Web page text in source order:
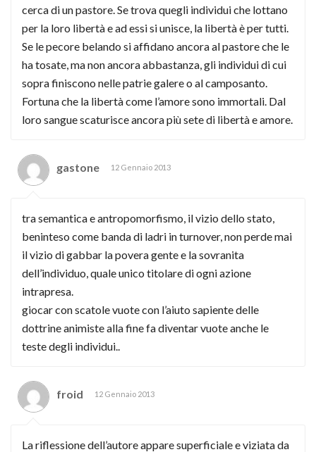
cerca di un pastore. Se trova quegli individui che lottano
per la loro libertà e ad essi si unisce, la libertà è per tutti.
Se le pecore belando si affidano ancora al pastore che le
ha tosate, ma non ancora abbastanza, gli individui di cui
sopra finiscono nelle patrie galere o al camposanto.
Fortuna che la libertà come l’amore sono immortali. Dal
loro sangue scaturisce ancora più sete di libertà e amore.
gastone 12 Gennaio 2013
tra semantica e antropomorfismo, il vizio dello stato,
beninteso come banda di ladri in turnover, non perde mai
il vizio di gabbar la povera gente e la sovranita
dell’individuo, quale unico titolare di ogni azione
intrapresa.
giocar con scatole vuote con l’aiuto sapiente delle
dottrine animiste alla fine fa diventar vuote anche le
teste degli individui..
froid 12 Gennaio 2013
La riflessione dell’autore appare superficiale e viziata da